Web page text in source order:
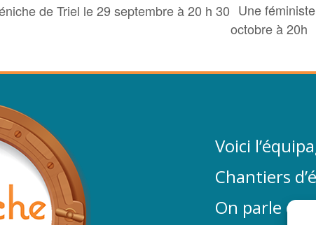
de Triel le 29 septembre à 20 h 30 Une
octobre à 20h
Voici
Chantiers
On parle de